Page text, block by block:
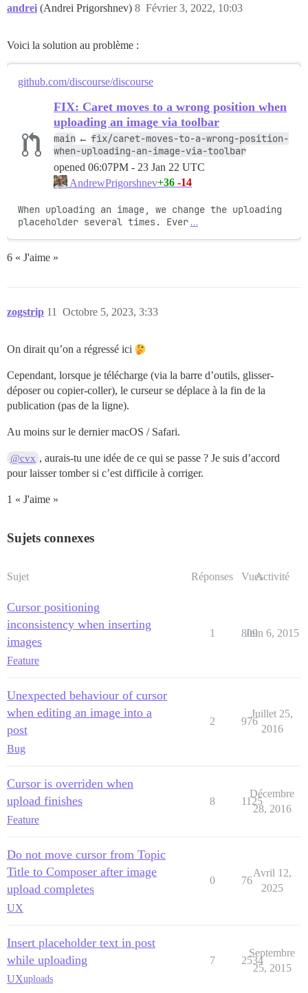
andrei (Andrei Prigorshnev) Février 3, 2022, 10:03
8
Voici la solution au problème :
github.com/discourse/discourse
FIX: Caret moves to a wrong position when
uploading an image via toolbar
main ← fix/caret-moves-to-a-wrong-position-
when-uploading-an-image-via-toolbar
opened 06:07PM - 23 Jan 22 UTC
AndrewPrigorshnev+36 -14
When uploading an image, we change the uploading
placeholder several times. Ever …
6 « J'aime »
zogstrip Octobre 5, 2023, 3:33
11
On dirait qu’on a régressé ici
Cependant, lorsque je télécharge (via la barre d’outils, glisser-
déposer ou copier-coller), le curseur se déplace à la fin de la
publication (pas de la ligne).
Au moins sur le dernier macOS / Safari.
@cvx , aurais-tu une idée de ce qui se passe ? Je suis d’accord
pour laisser tomber si c’est difficile à corriger.
1 « J'aime »
Sujets connexes
Sujet Réponses VuesActivité
Cursor positioning
inconsistency when inserting
images
Feature
1 809
Juin 6, 2015
Unexpected behaviour of cursor
when editing an image into a
post
Bug
2 976
Juillet 25,
2016
Cursor is overriden when
upload finishes
Feature
8 1125
Décembre
28, 2016
Do not move cursor from Topic
Title to Composer after image
upload completes
UX
0 76
Avril 12,
2025
Insert placeholder text in post
while uploading
UXuploads
7 2534
Septembre
25, 2015